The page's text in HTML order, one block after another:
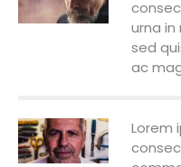
urna
sed
ac
Lorem